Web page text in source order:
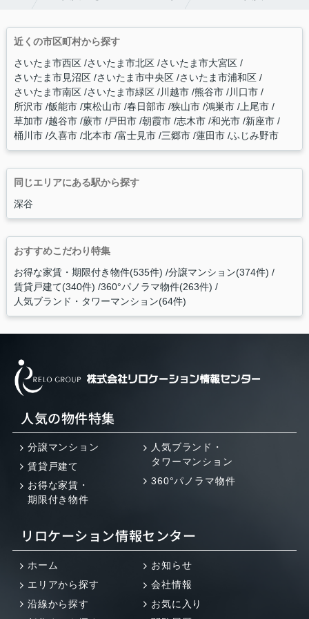
近くの市区町村から探す
さいたま市西区 さいたま市北区 さいたま市大宮区
さいたま市見沼区 さいたま市中央区 さいたま市浦和区
さいたま市南区 さいたま市緑区 川越市 熊谷市 川口市
所沢市 飯能市 東松山市 春日部市 狭山市 鴻巣市 上尾市
草加市 越谷市 蕨市 戸田市 朝霞市 志木市 和光市 新座市
桶川市 久喜市 北本市 富士見市 三郷市 蓮田市 ふじみ野市
同じエリアにある駅から探す
深谷
おすすめこだわり特集
お得な家賃・期限付き物件(535件) 分譲マンション(374件)
賃貸戸建て(340件) 360°パノラマ物件(263件)
人気ブランド・タワーマンション(64件)
人気の物件特集
分譲マンション
賃貸戸建て
お得な家賃・
期限付き物件
人気ブランド・
タワーマンション
360°パノラマ物件
リロケーション情報センター
ホーム
エリアから探す
沿線から探す
お知らせ
会社情報
お気に入り